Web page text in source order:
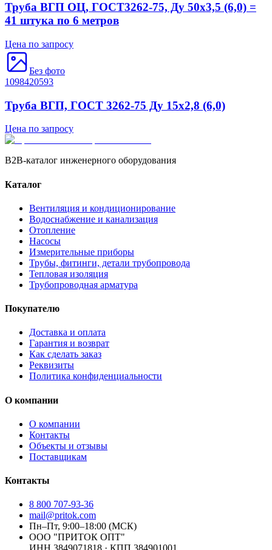
Труба ВГП ОЦ, ГОСТ3262-75, Ду 50х3,5 (6,0) =
41 штука по 6 метров
Цена по запросу
Без фото
1098420593
Труба ВГП, ГОСТ 3262-75 Ду 15х2,8 (6,0)
Цена по запросу
B2B-каталог инженерного оборудования
Каталог
Вентиляция и кондиционирование
Водоснабжение и канализация
Отопление
Насосы
Измерительные приборы
Трубы, фитинги, детали трубопровода
Тепловая изоляция
Трубопроводная арматура
Покупателю
Доставка и оплата
Гарантия и возврат
Как сделать заказ
Реквизиты
Политика конфиденциальности
О компании
О компании
Контакты
Объекты и отзывы
Поставщикам
Контакты
8 800 707-93-36
mail@pritok.com
Пн–Пт, 9:00–18:00 (МСК)
ООО "ПРИТОК ОПТ"